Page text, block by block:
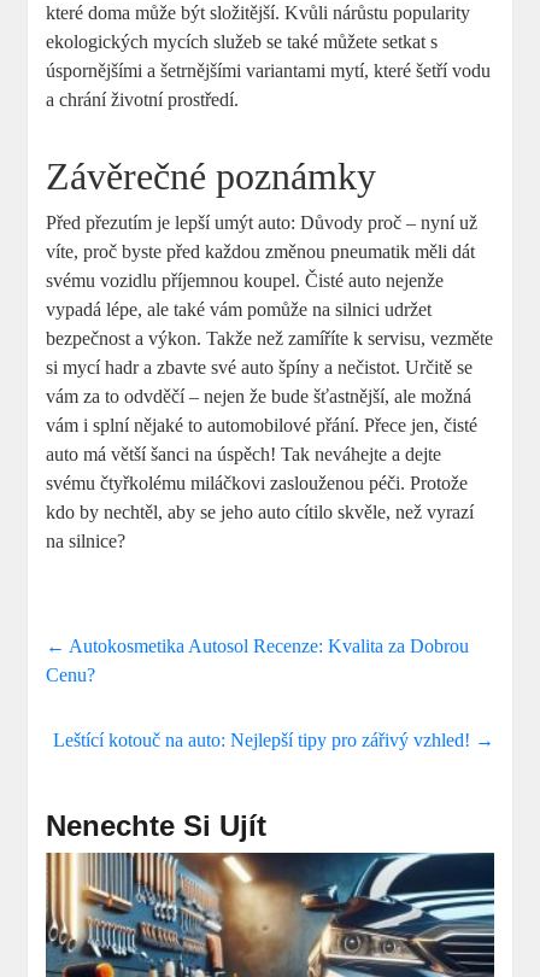
které doma může být složitější. Kvůli nárůstu popularity
ekologických mycích služeb se také můžete setkat s
úspornějšími a šetrnějšími variantami mytí, které šetří vodu
a chrání životní prostředí.
Závěrečné poznámky
Před přezutím je lepší umýt auto: Důvody proč – nyní už
víte, proč byste před každou změnou pneumatik měli dát
svému vozidlu příjemnou koupel. Čisté auto nejenže
vypadá lépe, ale také vám pomůže na silnici udržet
bezpečnost a výkon. Takže než zamíříte k servisu, vezměte
si mycí hadr a zbavte své auto špíny a nečistot. Určitě se
vám za to odvděčí – nejen že bude šťastnější, ale možná
vám i splní nějaké to automobilové přání. Přece jen, čisté
auto má větší šanci na úspěch! Tak neváhejte a dejte
svému čtyřkolému miláčkovi zaslouženou péči. Protože
kdo by nechtěl, aby se jeho auto cítilo skvěle, než vyrazí
na silnice?
← Autokosmetika Autosol Recenze: Kvalita za Dobrou
Cenu?
Leštící kotouč na auto: Nejlepší tipy pro zářivý vzhled! →
Nenechte Si Ujít